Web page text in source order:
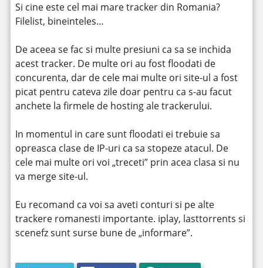
Si cine este cel mai mare tracker din Romania?
Filelist, bineinteles…
De aceea se fac si multe presiuni ca sa se inchida
acest tracker. De multe ori au fost floodati de
concurenta, dar de cele mai multe ori site-ul a fost
picat pentru cateva zile doar pentru ca s-au facut
anchete la firmele de hosting ale trackerului.
In momentul in care sunt floodati ei trebuie sa
opreasca clase de IP-uri ca sa stopeze atacul. De
cele mai multe ori voi „treceti” prin acea clasa si nu
va merge site-ul.
Eu recomand ca voi sa aveti conturi si pe alte
trackere romanesti importante. iplay, lasttorrents si
scenefz sunt surse bune de „informare”.